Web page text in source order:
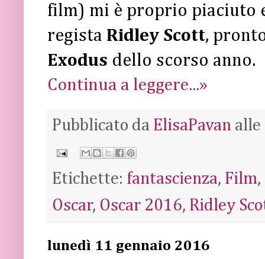
film) mi è proprio piaciuto
regista Ridley Scott,
Exodus dello scorso anno.
Continua a leggere...»
Pubblicato da ElisaPavan alle
Etichette: fantascienza, Film,
Oscar, Oscar 2016, Ridley
lunedì 11 gennaio 2016